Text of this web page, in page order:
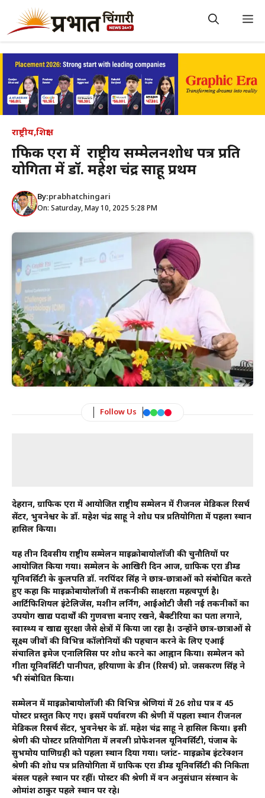
content
राष्ट्रीय,शिक्षा
ग्राफिक एरा में राष्ट्रीय सम्मेलनशोध पत्र प्रति
योगिता में डॉ. महेश चंद्र साहू प्रथम
By:prabhatchingari
On: Saturday, May 10, 2025 5:28 PM
Follow Us
देहरादून, ग्राफिक एरा में आयोजित राष्ट्रीय सम्मेलन में रीजनल मेडिकल रिसर्च
सेंटर, भुवनेश्वर के डॉ. महेश चंद्र साहू ने शोध पत्र प्रतियोगिता में पहला स्थान
हासिल किया।
यह तीन दिवसीय राष्ट्रीय सम्मेलन माइक्रोबायोलॉजी की चुनौतियों पर
आयोजित किया गया। सम्मेलन के आखिरी दिन आज, ग्राफिक एरा डीम्ड
यूनिवर्सिटी के कुलपति डॉ. नरपिंदर सिंह ने छात्र-छात्राओं को संबोधित करते
हुए कहा कि माइक्रोबायोलॉजी में तकनीकी साक्षरता महत्वपूर्ण है।
आर्टिफिशियल इंटेलिजेंस, मशीन लर्निंग, आईओटी जैसी नई तकनीकों का
उपयोग खाद्य पदार्थों की गुणवत्ता बनाए रखने, बैक्टीरिया का पता लगाने,
स्वास्थ्य व खाद्य सुरक्षा जैसे क्षेत्रों में किया जा रहा है। उन्होंने छात्र-छात्राओं से
सूक्ष्म जीवों की विभिन्न कॉलोनियों की पहचान करने के लिए एआई
संचालित इमेज एनालिसिस पर शोध करने का आह्वान किया। सम्मेलन को
गीता यूनिवर्सिटी पानीपत, हरियाणा के डीन (रिसर्च) प्रो. जसकरण सिंह ने
भी संबोधित किया।
सम्मेलन में माइक्रोबायोलॉजी की विभिन्न श्रेणियां में 26 शोध पत्र व 45
पोस्टर प्रस्तुत किए गए। इसमें पर्यावरण की श्रेणी में पहला स्थान रीजनल
मेडिकल रिसर्च सेंटर, भुवनेश्वर के डॉ. महेश चंद्र साहू ने हासिल किया। इसी
श्रेणी की पोस्टर प्रतियोगिता में लवली प्रोफेशनल यूनिवर्सिटी, पंजाब के
सुभमोय पाणिग्रही को पहला स्थान दिया गया। प्लांट- माइक्रोब इंटरेक्शन
श्रेणी की शोध पत्र प्रतियोगिता में ग्राफिक एरा डीम्ड यूनिवर्सिटी की निकिता
बंसल पहले स्थान पर रहीं। पोस्टर की श्रेणी में वन अनुसंधान संस्थान के
ओमांश ठाकुर पहले स्थान पर रहे।